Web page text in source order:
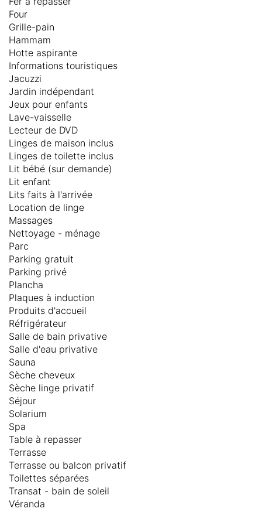
Four
Grille-pain
Hammam
Hotte aspirante
Informations touristiques
Jacuzzi
Jardin indépendant
Jeux pour enfants
Lave-vaisselle
Lecteur de DVD
Linges de maison inclus
Linges de toilette inclus
Lit bébé (sur demande)
Lit enfant
Lits faits à l'arrivée
Location de linge
Massages
Nettoyage - ménage
Parc
Parking gratuit
Parking privé
Plancha
Plaques à induction
Produits d'accueil
Réfrigérateur
Salle de bain privative
Salle d'eau privative
Sauna
Sèche cheveux
Sèche linge privatif
Séjour
Solarium
Spa
Table à repasser
Terrasse
Terrasse ou balcon privatif
Toilettes séparées
Transat - bain de soleil
Véranda